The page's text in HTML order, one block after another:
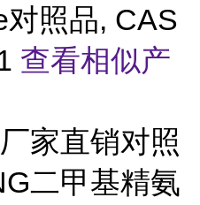
照品, CAS
查看相似产
家直销对照
二甲基精氨